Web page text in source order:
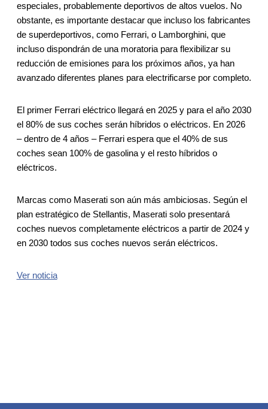
especiales, probablemente deportivos de altos vuelos. No
obstante, es importante destacar que incluso los fabricantes
de superdeportivos, como Ferrari, o Lamborghini, que
incluso dispondrán de una moratoria para flexibilizar su
reducción de emisiones para los próximos años, ya han
avanzado diferentes planes para electrificarse por completo.
El primer Ferrari eléctrico llegará en 2025 y para el año 2030
el 80% de sus coches serán híbridos o eléctricos. En 2026
– dentro de 4 años – Ferrari espera que el 40% de sus
coches sean 100% de gasolina y el resto híbridos o
eléctricos.
Marcas como Maserati son aún más ambiciosas. Según el
plan estratégico de Stellantis, Maserati solo presentará
coches nuevos completamente eléctricos a partir de 2024 y
en 2030 todos sus coches nuevos serán eléctricos.
Ver noticia